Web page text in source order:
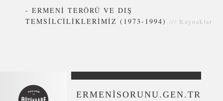
-ERMENİ TERÖRÜ VE DIŞ
TEMSİLCİLİKLERİMİZ (1973-1994)/// Kaynaklar
ERMENİSORUNU.GEN.TR